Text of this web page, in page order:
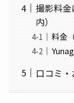
撮影料
内）
料金
口コミ